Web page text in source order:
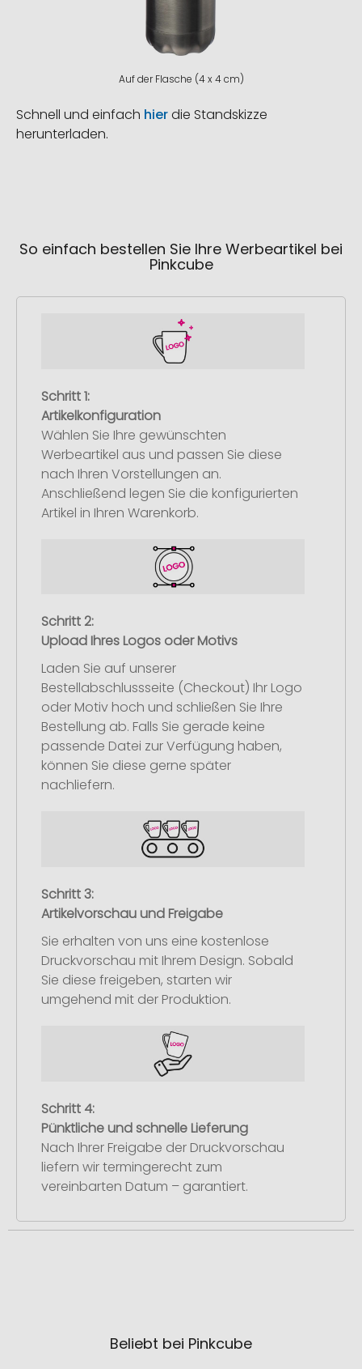
Auf der Flasche (4 x 4 cm)
Schnell und einfach hierdie Standskizze
herunterladen.
So einfach bestellen Sie Ihre Werbeartikel bei
Pinkcube
Schritt 1:
Artikelkonfiguration
Wählen Sie Ihre gewünschten
Werbeartikel aus und passen Sie diese
nach Ihren Vorstellungen an.
Anschließend legen Sie die konfigurierten
Artikel in Ihren Warenkorb.
Schritt 2:
Upload Ihres Logos oder Motivs
Laden Sie auf unserer
Bestellabschlussseite (Checkout) Ihr Logo
oder Motiv hoch und schließen Sie Ihre
Bestellung ab. Falls Sie gerade keine
passende Datei zur Verfügung haben,
können Sie diese gerne später
nachliefern.
Schritt 3:
Artikelvorschau und Freigabe
Sie erhalten von uns eine kostenlose
Druckvorschau mit Ihrem Design. Sobald
Sie diese freigeben, starten wir
umgehend mit der Produktion.
Schritt 4:
Pünktliche und schnelle Lieferung
Nach Ihrer Freigabe der Druckvorschau
liefern wir termingerecht zum
vereinbarten Datum – garantiert.
Beliebt bei Pinkcube